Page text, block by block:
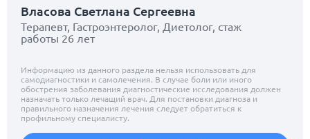
Власова Светлана Сергеевна
Терапевт, Гастроэнтеролог, Диетолог, стаж
работы 26 лет
Информацию из данного раздела нельзя использовать для
самодиагностики и самолечения. В случае боли или иного
обострения заболевания диагностические исследования должен
назначать только лечащий врач. Для постановки диагноза и
правильного назначения лечения следует обратиться к
профильному специалисту.